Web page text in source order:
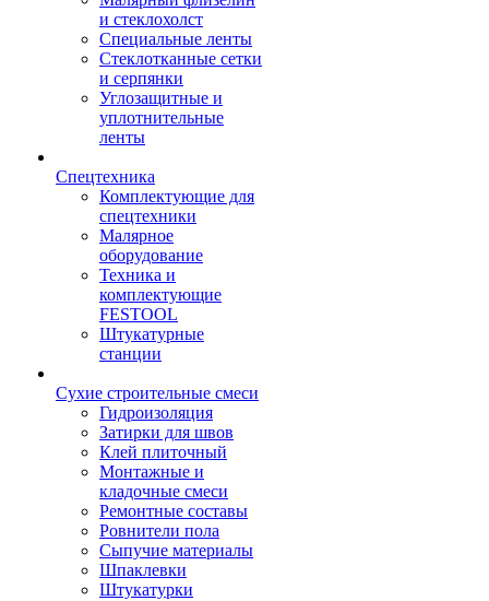
и стеклохолст
Специальные ленты
Стеклотканные сетки
и серпянки
Углозащитные и
уплотнительные
ленты
Спецтехника
Комплектующие для
спецтехники
Малярное
оборудование
Техника и
комплектующие
FESTOOL
Штукатурные
станции
Сухие строительные смеси
Гидроизоляция
Затирки для швов
Клей плиточный
Монтажные и
кладочные смеси
Ремонтные составы
Ровнители пола
Сыпучие материалы
Шпаклевки
Штукатурки